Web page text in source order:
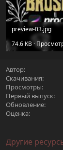
preview-03.jpg
74.6 KB ·
Автор
Скачивания
Просмотры
Первый выпуск
Обновление
Оценка
Другие